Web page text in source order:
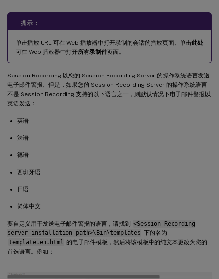
提示：
单击播放 URL 可在 Web 播放器中打开录制的会话的播放页面。单击此处
可在 Web 播放器中打开所有录制件页面。
Session Recording 以您的 Session Recording Server 的操作系统语言发送
电子邮件警报。但是，如果您的 Session Recording Server 的操作系统语言
不是 Session Recording 支持的以下语言之一，则默认情况下电子邮件警报以
英语发送：
英语
法语
德语
西班牙语
日语
简体中文
要自定义用于发送电子邮件警报的语言，请找到
<Session Recording
server installation path>\Bin\templates 下的名为
template.en.html 的电子邮件模板，然后将该模板中的纯文本更改为您的
首选语言。例如：